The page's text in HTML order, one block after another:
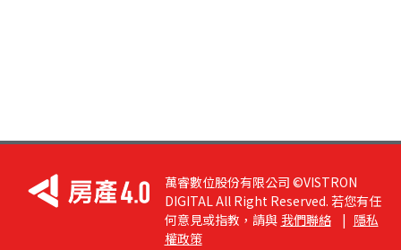
萬睿數位股份有限公司 ©VISTRON
DIGITAL All Right Reserved. 若您有任
何意見或指教，請與 我們聯絡 | 隱私
權政策